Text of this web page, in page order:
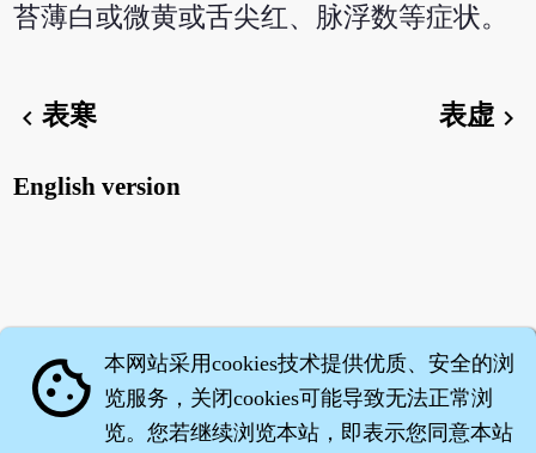
苔薄白或微黄或舌尖红、脉浮数等症状。
chevron_left表寒 表虚chevron_right
English version
cookie 本网站采用cookies技术提供优质、安全的浏
览服务，关闭cookies可能导致无法正常浏
览。您若继续浏览本站，即表示您同意本站